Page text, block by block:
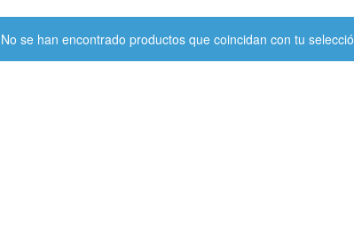
No se han encontrado productos que coincidan con tu